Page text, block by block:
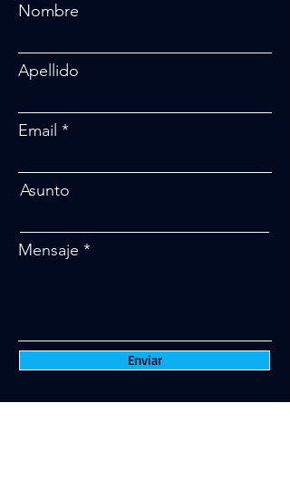
Nombre
Apellido
Email
Asunto
Mensaje
Enviar